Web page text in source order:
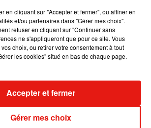
7 août 2026
Il y a 10 ans, DJ Snake changeait de
en cliquant sur "Accepter et fermer", ou affiner en
et/ou partenaires dans "Gérer mes choix".
refuser en cliquant sur "Continuer sans
ne s'appliqueront que pour ce site. Vous
choix, ou retirer votre consentement à tout
les cookies" situé en bas de chaque page.
Gérer mes choix
Accepter et fermer